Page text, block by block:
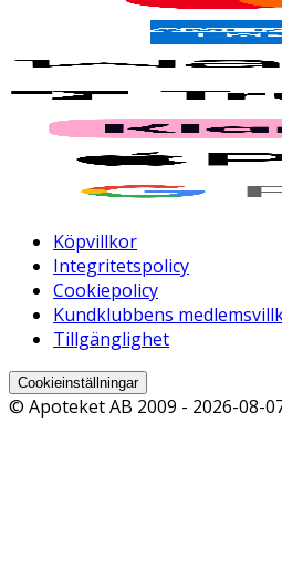
Köpvillkor
Integritetspolicy
Cookiepolicy
Kundklubbens
Tillgänglighet
Cookieinställningar
© Apoteket AB 2009 - 2026-08-